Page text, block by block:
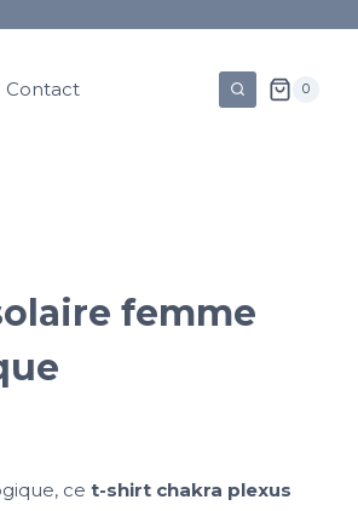
Contact 0
femme
ce t-shirt chakra plexus